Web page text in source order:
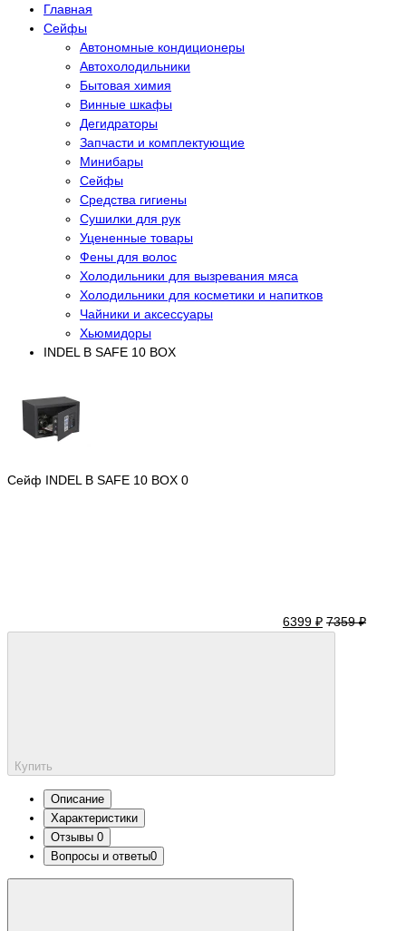
Главная
Сейфы
Автономные кондиционеры
Автохолодильники
Бытовая химия
Винные шкафы
Дегидраторы
Запчасти и комплектующие
Минибары
Сейфы
Средства гигиены
Сушилки для рук
Уцененные товары
Фены для волос
Холодильники для вызревания мяса
Холодильники для косметики и напитков
Чайники и аксессуары
Хьюмидоры
INDEL B SAFE 10 BOX
Сейф INDEL B SAFE 10 BOX 0
6399 ₽ 7359 ₽
Купить
Описание
Характеристики
Отзывы 0
Вопросы и ответы0